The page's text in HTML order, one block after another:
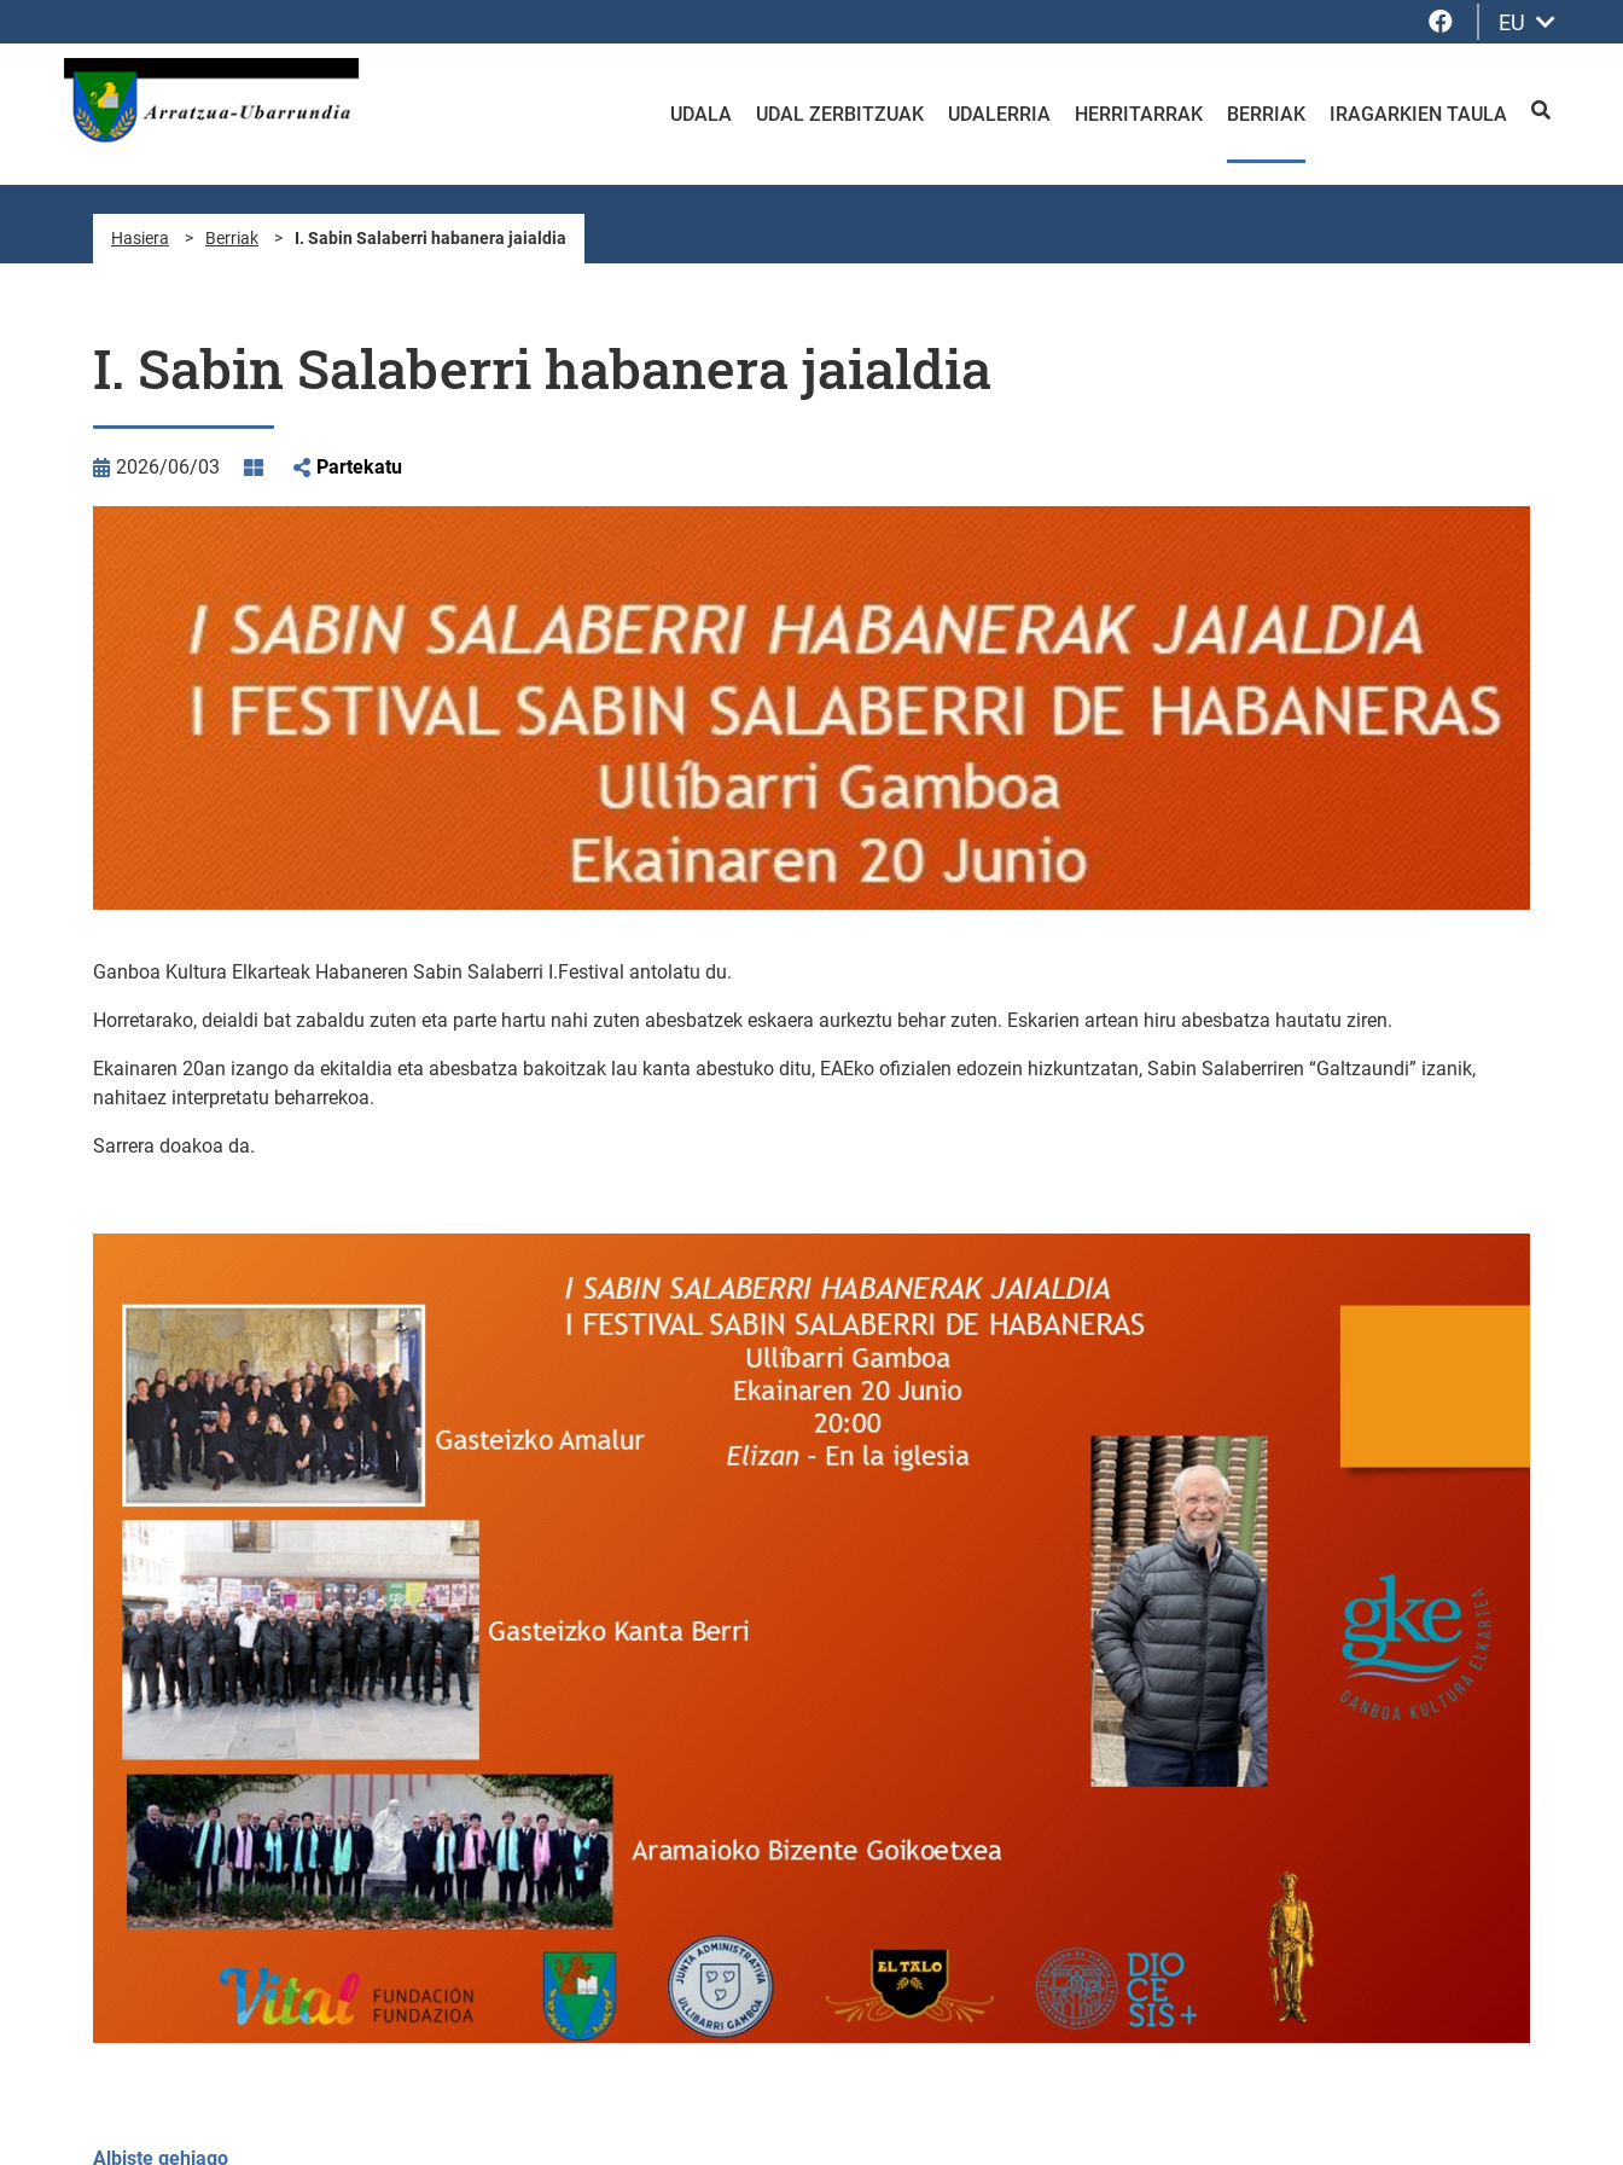
Facebook
EU
UDALA UDAL ZERBITZUAK UDALERRIA HERRITARRAK BERRIAK IRAGARKIEN TAULA BILATU
Hasiera > Berriak > I. Sabin Salaberri habanera jaialdia
I. Sabin Salaberri habanera jaialdia
2026/06/03 Partekatu
Ganboa Kultura Elkarteak Habaneren Sabin Salaberri I.Festival antolatu du.
Horretarako, deialdi bat zabaldu zuten eta parte hartu nahi zuten abesbatzek eskaera aurkeztu behar zuten. Eskarien artean hiru abesbatza hautatu ziren.
Ekainaren 20an izango da ekitaldia eta abesbatza bakoitzak lau kanta abestuko ditu, EAEko ofizialen edozein hizkuntzatan, Sabin Salaberriren “Galtzaundi” izanik,
nahitaez interpretatu beharrekoa.
Sarrera doakoa da.
Albiste gehiago